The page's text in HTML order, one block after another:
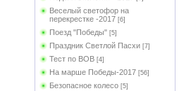
Веселый светофор на
перекрестке -2017 [6]
Поезд "Победы" [5]
Праздник Светлой Пасхи [7]
Тест по ВОВ [4]
На марше Победы-2017 [56]
Безопасное колесо [5]